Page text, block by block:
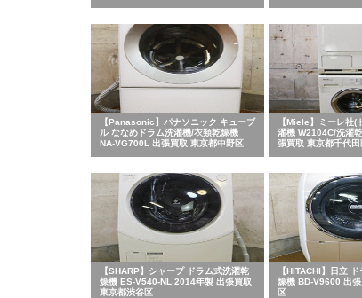
【Panasonic】パナソニック キューブ
ル ななめドラム洗濯機/衣類乾燥機
NA-VG700L 出張買取 東京都中野区
【Miele】ミーレ社(
濯機 W2104C/洗濯
張買取 東京都千代田
【SHARP】シャープ ドラム式洗濯乾
燥機 ES-V540-NL 2014年製 出張買取
東京都渋谷区
【HITACHI】日立
燥機 BD-V9600 出張
区